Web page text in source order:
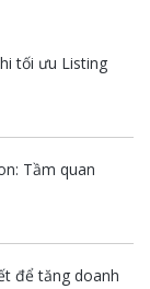
tối ưu Listing
Tầm quan
để tăng doanh